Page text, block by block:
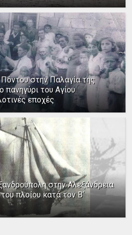
στην Παλαγία της
πανηγύρι του Αγίου
εποχές
στην Αλεξάνδρεια
πλοίου κατά τον Β΄